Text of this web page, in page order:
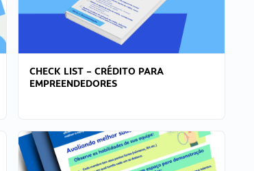
CHECK LIST – CRÉDITO PARA
EMPREENDEDORES